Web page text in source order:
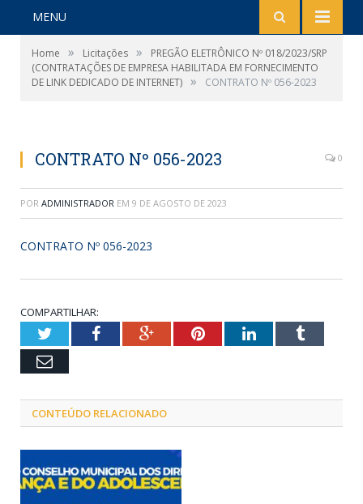
MENU
Home » Licitações »
PREGÃO ELETRÔNICO Nº 018/2023/SRP
(CONTRATAÇÕES DE EMPRESA HABILITADA EM FORNECIMENTO
DE LINK DEDICADO DE INTERNET) » CONTRATO Nº 056-2023
CONTRATO Nº 056-2023 0
POR ADMINISTRADOR EM 9 DE AGOSTO DE 2023
CONTRATO Nº 056-2023
COMPARTILHAR:
TwitterFacebookGoogle+PinterestLinkedInTumblr
Email
CONTEÚDO RELACIONADO